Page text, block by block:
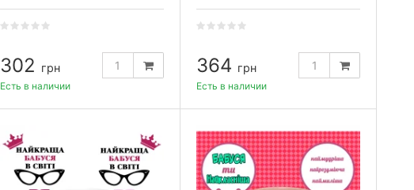
302 грн
Есть в наличии
364 грн
Есть в наличии